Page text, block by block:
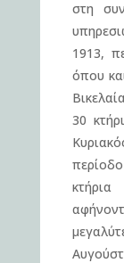
στη
1913,
όπου
30